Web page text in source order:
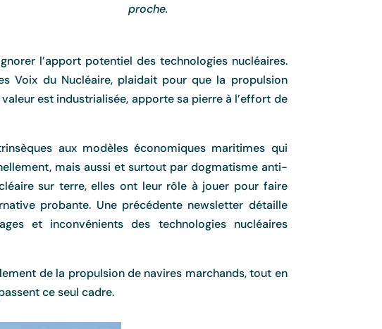
proche.
l’apport potentiel des technologies nucléaires.
Voix du Nucléaire, plaidait pour que la propulsion
est industrialisée, apporte sa pierre à l’effort de
aux modèles économiques maritimes qui
mais aussi et surtout par dogmatisme anti-
sur terre, elles ont leur rôle à jouer pour faire
probante. Une précédente newsletter détaille
et inconvénients des technologies nucléaires
de la propulsion de navires marchands, tout en
ce seul cadre.